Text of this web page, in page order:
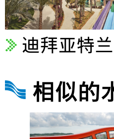
迪拜亚特
相似的